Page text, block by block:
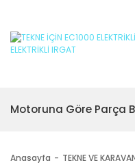
Motoruna Göre Parça
Anasayfa TEKNE VE